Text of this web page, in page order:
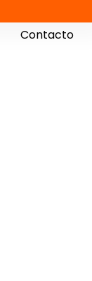
Contacto